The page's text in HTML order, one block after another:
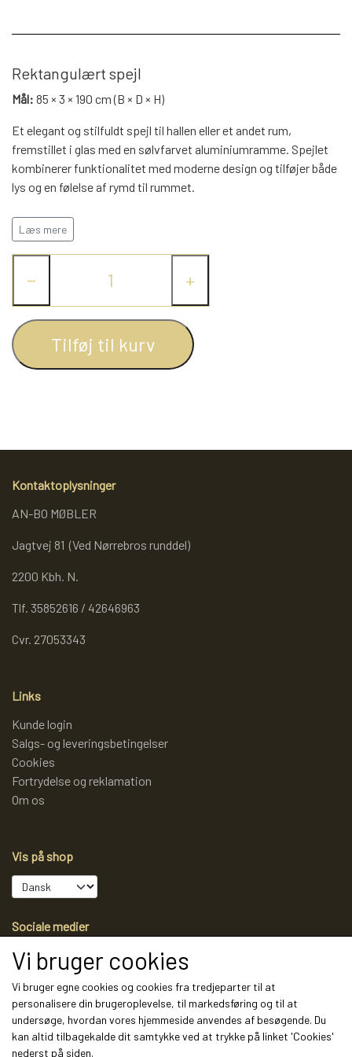
REOLER
REOL MISTRAL
REOL SIGN
BOGREOLER 40 CM DYBDE
REOLSÆT
SPEJLE
VÆGPANELER
SPEJLE
VÆGPANELER
SPEJLE
VÆGPANELER
SPEJLE
AFHENTNING
MONTERING & LEVERING
Rektangulært spejl
Mål: 85 × 3 × 190 cm (B × D × H)
Et elegant og stilfuldt spejl til hallen eller et andet rum,
fremstillet i glas med en sølvfarvet aluminiumramme. Spejlet
kombinerer funktionalitet med moderne design og tilføjer både
lys og en følelse af rymd til rummet.
Den rektangulære form giver et sofistikeret udtryk, mens den
reflekterende overflade åbner rummet visuelt og fungerer som
en dekorativ detalje, der løfter indretningen.
Farve:
Materiale:Glas, Aluminium
Læs mere
− +
Tilføj til kurv
Kontaktoplysninger
AN-BO MØBLER
Jagtvej 81 (Ved Nørrebros runddel)
2200 Kbh. N.
Tlf. 35852616 / 42646963
Cvr. 27053343
Links
Kunde login
Salgs- og leveringsbetingelser
Cookies
Fortrydelse og reklamation
Om os
Vis på shop
Sociale medier
Modtag vores nyhedsbrev via e-mail
Tilmeld
Vi bruger cookies
Vi bruger egne cookies og cookies fra tredjeparter til at
personalisere din brugeroplevelse, til markedsføring og til at
undersøge, hvordan vores hjemmeside anvendes af besøgende. Du
kan altid tilbagekalde dit samtykke ved at trykke på linket 'Cookies'
nederst på siden.